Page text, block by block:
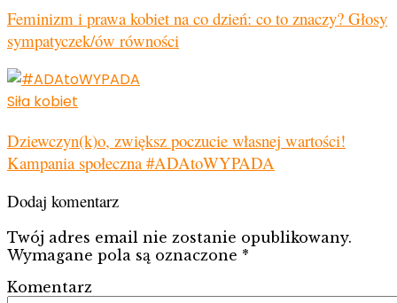
Feminizm i prawa kobiet na co dzień: co to znaczy? Głosy
sympatyczek/ów równości
Siła kobiet
Dziewczyn(k)o, zwiększ poczucie własnej wartości!
Kampania społeczna #ADAtoWYPADA
Dodaj komentarz
Twój adres email nie zostanie opublikowany.
Wymagane pola są oznaczone *
Komentarz